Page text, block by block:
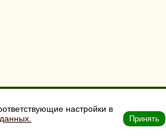
Согласие на обработку персональных данных
настройки в
Принять